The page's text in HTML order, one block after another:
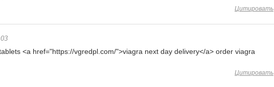
Цитировать
<a href="https://vgredpl.com/">viagra next day delivery</a> order viagra
Цитировать